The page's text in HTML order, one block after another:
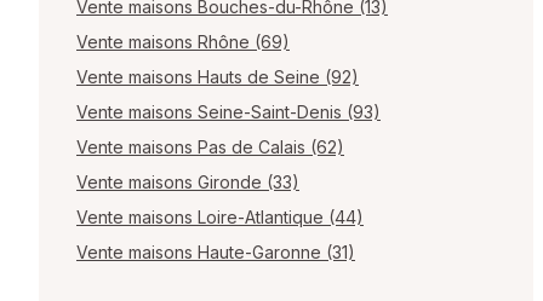
Vente maisons Bouches-du-Rhône (13)
Vente maisons Rhône (69)
Vente maisons Hauts de Seine (92)
Vente maisons Seine-Saint-Denis (93)
Vente maisons Pas de Calais (62)
Vente maisons Gironde (33)
Vente maisons Loire-Atlantique (44)
Vente maisons Haute-Garonne (31)